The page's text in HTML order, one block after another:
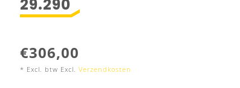
29.290
€306,00
* Excl. btw Excl. Verzendkosten